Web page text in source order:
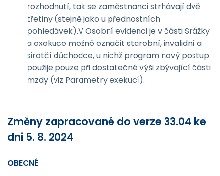
rozhodnutí, tak se zaměstnanci strhávají dvě
třetiny (stejně jako u přednostních
pohledávek).V Osobní evidenci je v části Srážky
a exekuce možné označit starobní, invalidní a
sirotčí důchodce, u nichž program nový postup
použije pouze při dostatečné výši zbývající části
mzdy (viz Parametry exekucí).
Změny zapracované do verze 33.04 ke
dni 5. 8. 2024
OBECNÉ